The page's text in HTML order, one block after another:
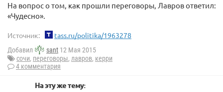
На вопрос о том, как прошли переговоры, Лавров ответил:
«Чудесно».
Источник: tass.ru/politika/1963278
Добавил sant 12 Мая 2015
сочи, переговоры, лавров, керри
4 комментария
На эту же тему: